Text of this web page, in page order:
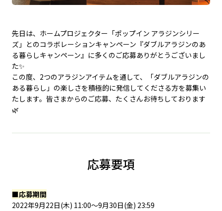
先日は、ホームプロジェクター「ポップイン アラジンシリー
ズ」とのコラボレーションキャンペーン『ダブルアラジンのあ
る暮らしキャンペーン』に多くのご応募ありがとうございまし
た✨
この度、2つのアラジンアイテムを通して、「ダブルアラジンの
ある暮らし」の楽しさを積極的に発信してくださる方を募集い
たします。皆さまからのご応募、たくさんお待ちしております
🌿
応募要項
■応募期間
2022年9月22日(木) 11:00〜9月30日(金) 23:59